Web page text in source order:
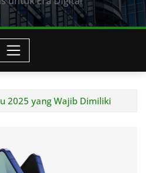
2025 yang Wajib Dimiliki